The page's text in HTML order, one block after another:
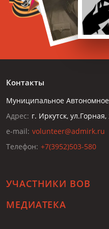
Контакты
Муниципальное
Адрес: г. Иркутск,
e-mail: volunteer@admirk.ru
Телефон: +7(3952)503-580
УЧАСТНИКИ ВОВ
МЕДИАТЕКА